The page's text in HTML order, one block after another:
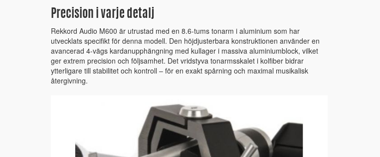
Precision i varje detalj
Rekkord Audio M600 är utrustad med en 8.6-tums tonarm i aluminium som har
utvecklats specifikt för denna modell. Den höjdjusterbara konstruktionen använder en
avancerad 4-vägs kardanupphängning med kullager i massiva aluminiumblock, vilket
ger extrem precision och följsamhet. Det vridstyva tonarmsskalet i kolfiber bidrar
ytterligare till stabilitet och kontroll – för en exakt spårning och maximal musikalisk
återgivning.